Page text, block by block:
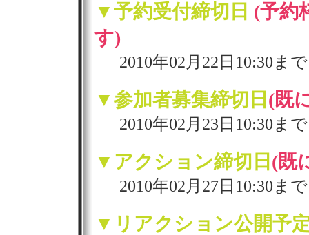
▼予約受付締切日 (予約
す)
2010年02月22日10:30まで
▼参加者募集締切日 (既
2010年02月23日10:30まで
▼アクション締切日 (既
2010年02月27日10:30まで
▼リアクション公開予